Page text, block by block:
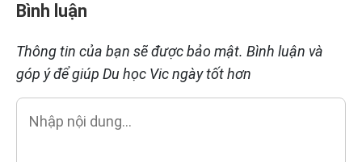
Bình luận
Thông tin của bạn sẽ được bảo mật. Bình luận và
góp ý để giúp Du học Vic ngày tốt hơn